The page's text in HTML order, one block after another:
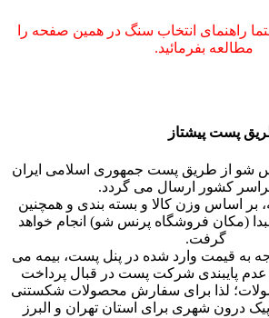
راهنمای انتخاب سنگ در همین صفحه را
مطالعه بفرمائید.
پست پیشتاز
شو از طریق پست جمهوری اسلامی ایران
کشور ارسال می گردد.
بر اساس وزن کالا و بسته بندی و همچنین
(مکان فروشگاه پرنس شو) انجام خواهد
گرفت.
به قیمت وارد شده در پنل پست، بیمه می
عدم پایبندی شرکت پست در قبال پرداخت
لذا برای سفارش محصولات شکستنی
پیک درون شهری برای استان تهران و البرز